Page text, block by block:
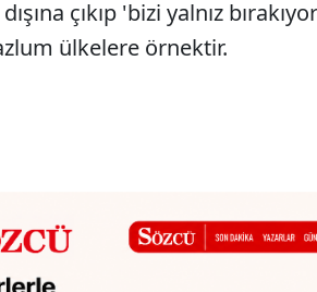
çıkıp 'bizi yalnız
ülkelere örnektir.